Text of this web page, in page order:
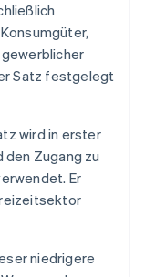
Satz festgelegt
wird in erster
Zugang zu
Er
niedrigere